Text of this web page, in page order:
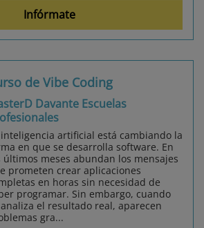
Infórmate
de Vibe Coding
Davante Escuelas
inteligencia artificial está cambiando la
en que se desarrolla software. En
últimos meses abundan los mensajes
prometen crear aplicaciones
en horas sin necesidad de
programar. Sin embargo, cuando
el resultado real, aparecen
gra...